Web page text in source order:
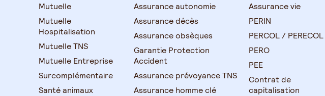
Mutuelle
Mutuelle
Hospitalisation
Mutuelle TNS
Mutuelle Entreprise
Surcomplémentaire
Santé animaux
Assurance autonomie
Assurance décès
Assurance obsèques
Garantie Protection
Accident
Assurance prévoyance TNS
Assurance homme clé
Assurance vie
PERIN
PERCOL / PERECOL
PERO
PEE
Contrat de
capitalisation